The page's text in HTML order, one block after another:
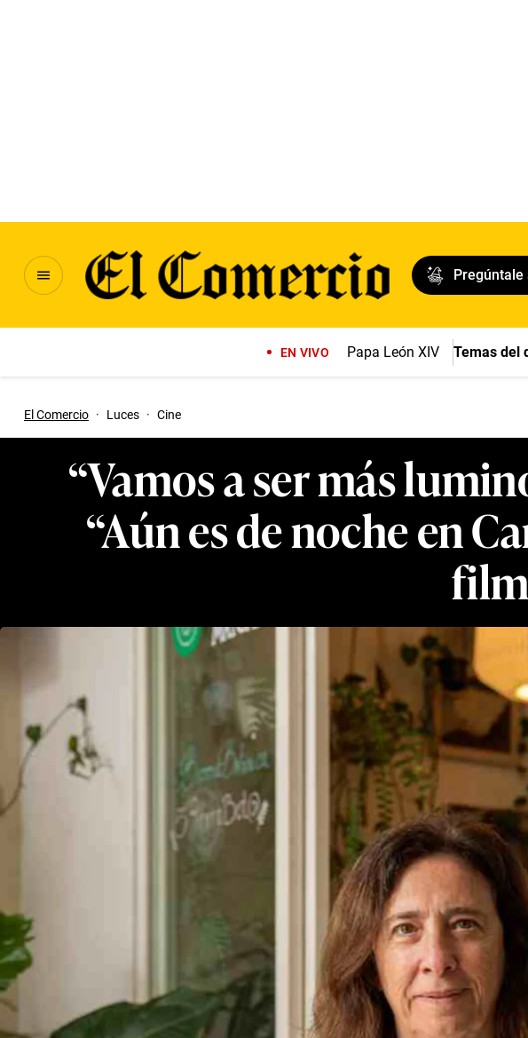
Pregúntale
EN VIVO Papa León XIV Temas del
El Comercio · Luces · Cine
“Vamos a ser más
“Aún es de noche en